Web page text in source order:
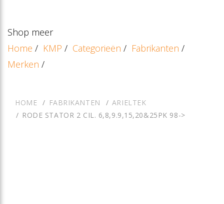
Shop meer
Home / KMP / Categorieën / Fabrikanten /
Merken /
HOME FABRIKANTEN
ARIELTEK
RODE STATOR 2 CIL. 6,8,9.9,15,20&25PK 98->